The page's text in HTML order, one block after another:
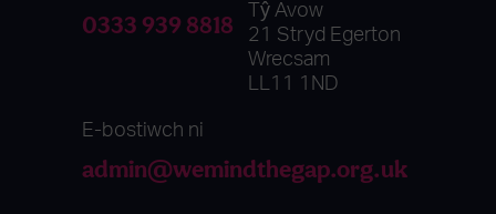
0333 939 8818
Tŷ Avow
21 Stryd Egerton
Wrecsam
LL11 1ND
E-bostiwch ni
admin@wemindthegap.org.uk